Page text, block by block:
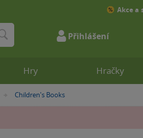
»
Children's Books
Hry Hračky
Akce a
Přihlášení